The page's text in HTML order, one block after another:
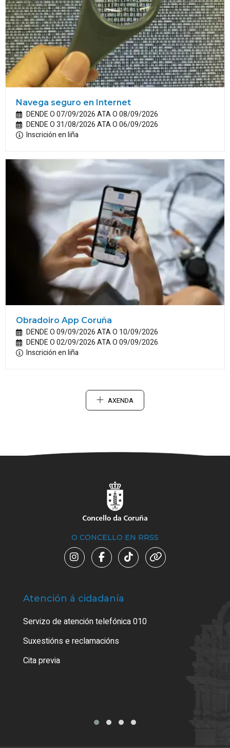
Navega seguro en Internet
DENDE O 07/09/2026 ATA O 08/09/2026
DENDE O 31/08/2026 ATA O 06/09/2026
Inscrición en liña
Obradoiro App Coruña
DENDE O 09/09/2026 ATA O 10/09/2026
DENDE O 02/09/2026 ATA O 09/09/2026
Inscrición en liña
AXENDA
O CONCELLO EN RRSS
Atención á cidadanía
Servizo de atención telefónica 010
Suxestións e reclamacións
Cita previa